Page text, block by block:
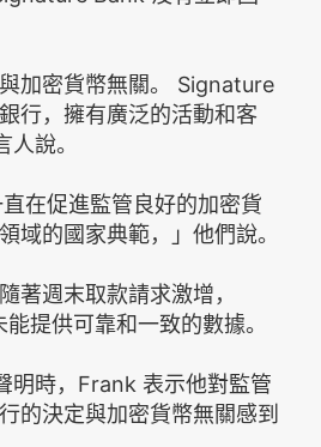
與加密貨幣無關。 Signature
行，擁有廣泛的活動和客
說。
直在促進監管良好的加密貨
域的國家典範，」他們說。
著週末取款請求激增，
提供可靠和一致的數據。
明時，Frank 表示他對監管
的決定與加密貨幣無關感到